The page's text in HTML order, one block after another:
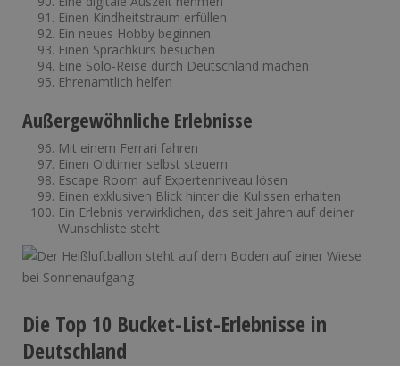
Einen Kindheitstraum erfüllen
Ein neues Hobby beginnen
Einen Sprachkurs besuchen
Eine Solo-Reise durch Deutschland machen
Ehrenamtlich helfen
Außergewöhnliche Erlebnisse
Mit einem Ferrari fahren
Einen Oldtimer selbst steuern
Escape Room auf Expertenniveau lösen
Einen exklusiven Blick hinter die Kulissen erhalten
Ein Erlebnis verwirklichen, das seit Jahren auf deiner
Wunschliste steht
Die Top 10 Bucket-List-Erlebnisse in
Deutschland